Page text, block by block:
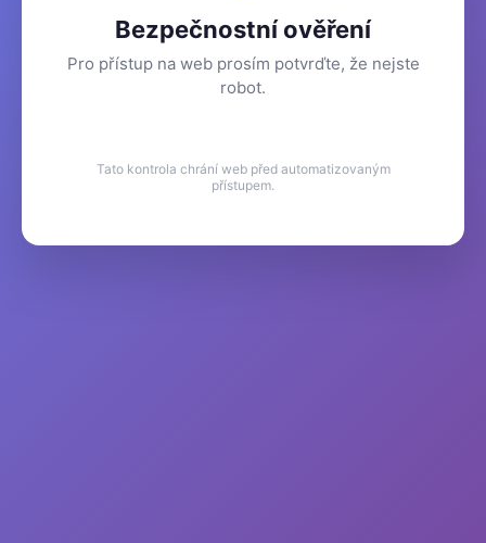
Bezpečnostní ověření
Pro přístup na web prosím potvrďte, že nejste
robot.
Tato kontrola chrání web před automatizovaným
přístupem.